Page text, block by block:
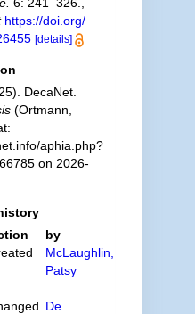
https://doi.org/
[details]
DecaNet.
(Ortmann,
aphia.php?
on 2026-
by
McLaughlin,
Patsy
De